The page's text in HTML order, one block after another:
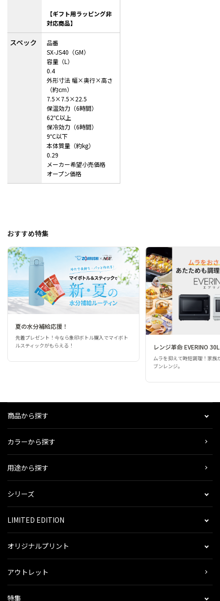
スペック
【ギフト用ラッピング非
対応商品】
品番
SX-JS40（GM）
容量（L）
0.4
外形寸法 幅×奥行×高さ
（約cm）
7.5×7.5×22.5
保温効力（6時間）
62℃以上
保冷効力（6時間）
9℃以下
本体質量（約kg）
0.29
メーカー希望小売価格
オープン価格
おすすめ特集
夏の水分補給応援！
先着プレゼント！今なら象印ボトル購入でマイボト
ルスティックがもらえる！
レンジ革命 EVERINO 30L
ムラを抑えて時短調理！家族
ブンレンジ。
商品から探す
カラーから探す
用途から探す
シリーズ
LIMITED EDITION
オリジナルプリント
アウトレット
特集